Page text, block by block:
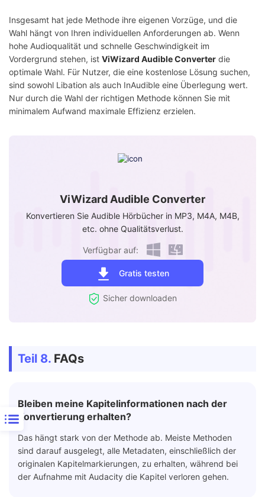
Insgesamt hat jede Methode ihre eigenen Vorzüge, und die
Wahl hängt von Ihren individuellen Anforderungen ab. Wenn
hohe Audioqualität und schnelle Geschwindigkeit im
Vordergrund stehen, ist ViWizard Audible Converter die
optimale Wahl. Für Nutzer, die eine kostenlose Lösung suchen,
sind sowohl Libation als auch InAudible eine Überlegung wert.
Nur durch die Wahl der richtigen Methode können Sie mit
minimalem Aufwand maximale Effizienz erzielen.
ViWizard Audible Converter
Konvertieren Sie Audible Hörbücher in MP3, M4A, M4B,
etc. ohne Qualitätsverlust.
Verfügbar auf:
Gratis testen
Sicher downloaden
Teil 8. FAQs
Bleiben meine Kapitelinformationen nach der
Konvertierung erhalten?
Das hängt stark von der Methode ab. Meiste Methoden
sind darauf ausgelegt, alle Metadaten, einschließlich der
originalen Kapitelmarkierungen, zu erhalten, während bei
der Aufnahme mit Audacity die Kapitel verloren gehen.